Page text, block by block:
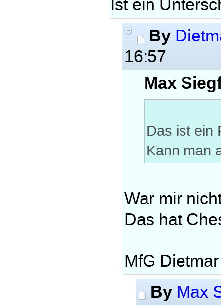
Ist ein
By
16:57
Max
Das ist ein
Kann man
War mir
Das hat
MfG Dietmar
By Max